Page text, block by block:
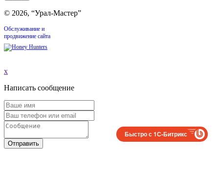
© 2026, “Урал-Мастер”
Обслуживание и
продвижение сайта
x
Написать сообщение
Отправить
Быстро с 1С-Битрикс